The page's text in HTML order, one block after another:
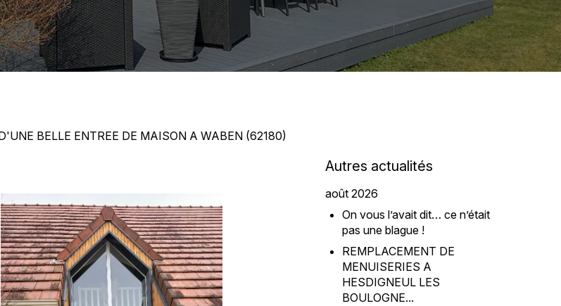
BELLE ENTREE DE MAISON A WABEN (62180)
Autres actualités
août 2026
On vous l’avait dit… ce n’était
pas une blague !
REMPLACEMENT DE
MENUISERIES A
HESDIGNEUL LES
BOULOGNE...